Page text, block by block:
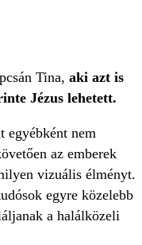
Tina, aki azt is
Jézus lehetett.
egyébként nem
az emberek
vizuális élményt.
egyre közelebb
a halálközeli